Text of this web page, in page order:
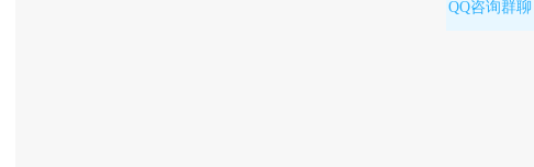
QQ咨询群聊